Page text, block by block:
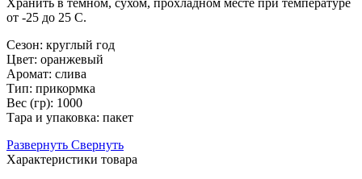
Хранить в темном, сухом, прохладном месте при температуре
от -25 до 25 С.
Сезон: круглый год
Цвет: оранжевый
Аромат: слива
Тип: прикормка
Вес (гр): 1000
Тара и упаковка: пакет
Развернуть Свернуть
Характеристики товара